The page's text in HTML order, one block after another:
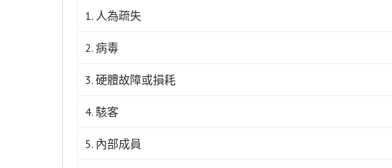
1. 人為疏失
2. 病毒
3. 硬體故障或損耗
4. 駭客
5. 內部成員